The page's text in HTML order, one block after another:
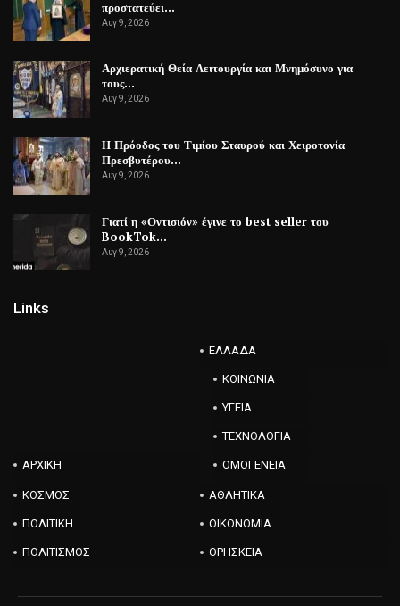
προστατεύει…
Αυγ 9, 2026
Αρχιερατική Θεία Λειτουργία και Μνημόσυνο για
τους…
Αυγ 9, 2026
Η Πρόοδος του Τιμίου Σταυρού και Χειροτονία
Πρεσβυτέρου…
Αυγ 9, 2026
Γιατί η «Οντισιόν» έγινε το best seller του
BookTok…
Αυγ 9, 2026
Links
ΑΡΧΙΚΗ
ΕΛΛΑΔΑ
ΚΟΙΝΩΝΙΑ
ΥΓΕΙΑ
ΤΕΧΝΟΛΟΓΙΑ
ΟΜΟΓΕΝΕΙΑ
ΚΟΣΜΟΣ ΑΘΛΗΤΙΚΑ
ΠΟΛΙΤΙΚΗ ΟΙΚΟΝΟΜΙΑ
ΠΟΛΙΤΙΣΜΟΣ ΘΡΗΣΚΕΙΑ